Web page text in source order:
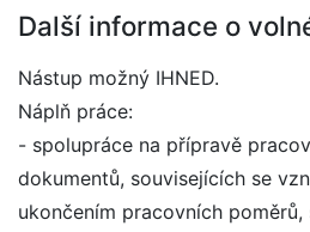
Další informace o
Nástup možný IHNED.
Náplň práce:
- spolupráce na přípravě
dokumentů, souvisejících se
ukončením pracovních